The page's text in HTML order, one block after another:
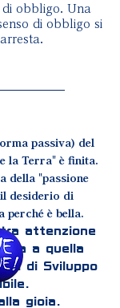
di obbligo. Una
di obbligo si
passiva) del
la Terra" è finita.
della "passione
desiderio di
perché è bella.
attenzione
a quella
di Sviluppo
gioia.